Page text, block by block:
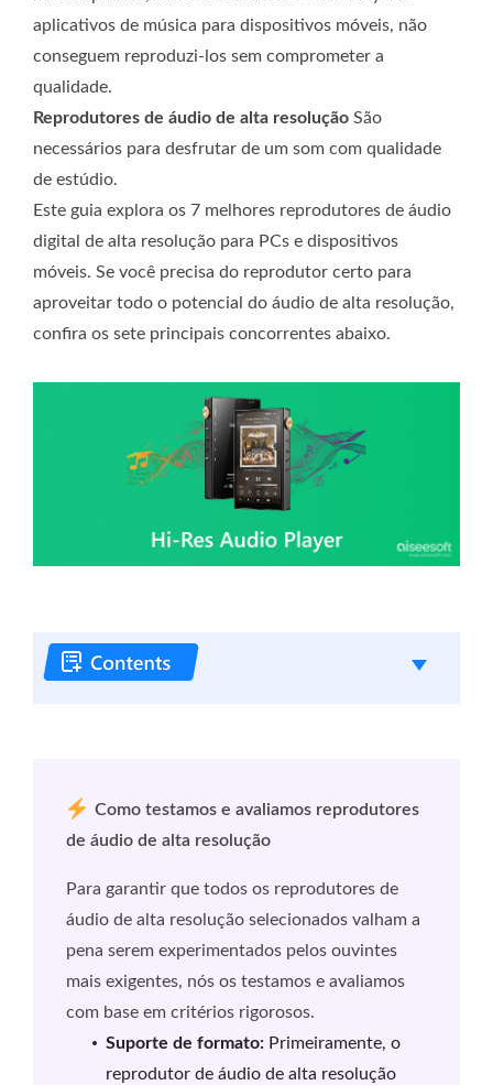
aplicativos de música para dispositivos móveis, não
conseguem reproduzi-los sem comprometer a
qualidade.
Reprodutores de áudio de alta resolução São
necessários para desfrutar de um som com qualidade
de estúdio.
Este guia explora os 7 melhores reprodutores de áudio
digital de alta resolução para PCs e dispositivos
móveis. Se você precisa do reprodutor certo para
aproveitar todo o potencial do áudio de alta resolução,
confira os sete principais concorrentes abaixo.
Como testamos e avaliamos reprodutores
de áudio de alta resolução
Para garantir que todos os reprodutores de
áudio de alta resolução selecionados valham a
pena serem experimentados pelos ouvintes
mais exigentes, nós os testamos e avaliamos
com base em critérios rigorosos.
Suporte de formato: Primeiramente, o
reprodutor de áudio de alta resolução